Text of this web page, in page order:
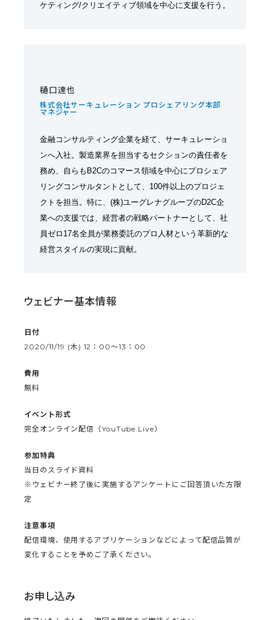
ケティング/クリエイティブ領域を中心に支援を行う。
樋口達也
株式会社サーキュレーション プロシェアリング本部
マネジャー
金融コンサルティング企業を経て、サーキュレーショ
ンへ入社。製造業界を担当するセクションの責任者を
務め、自らもB2Cのコマース領域を中心にプロシェア
リングコンサルタントとして、100件以上のプロジェ
クトを担当。特に、(株)ユーグレナグループのD2C企
業への支援では、経営者の戦略パートナーとして、社
員ゼロ17名全員が業務委託のプロ人材という革新的な
経営スタイルの実現に貢献。
ウェビナー基本情報
日付
2020/11/19 (木) 12：00〜13：00
費用
無料
イベント形式
完全オンライン配信（YouTube Live）
参加特典
当日のスライド資料
※ウェビナー終了後に実施するアンケートにご回答頂いた方限
定
注意事項
配信環境、使用するアプリケーションなどによって配信品質が
変化することを予めご了承ください。
お申し込み